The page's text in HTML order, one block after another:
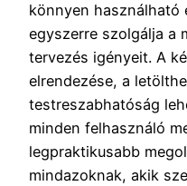
könnyen használható
egyszerre szolgálja a
tervezés igényeit. A
elrendezése, a
testreszabhatóság
minden felhasználó
legpraktikusabb
mindazoknak, akik